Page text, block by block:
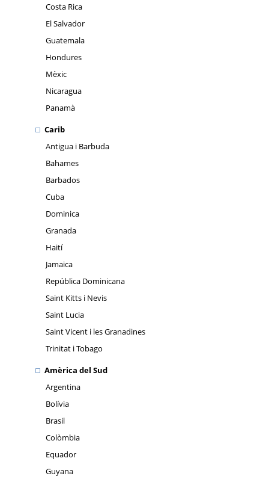
Costa Rica
El Salvador
Guatemala
Hondures
Mèxic
Nicaragua
Panamà
Carib
Antigua i Barbuda
Bahames
Barbados
Cuba
Dominica
Granada
Haití
Jamaica
República Dominicana
Saint Kitts i Nevis
Saint Lucia
Saint Vicent i les Granadines
Trinitat i Tobago
Amèrica del Sud
Argentina
Bolívia
Brasil
Colòmbia
Equador
Guyana